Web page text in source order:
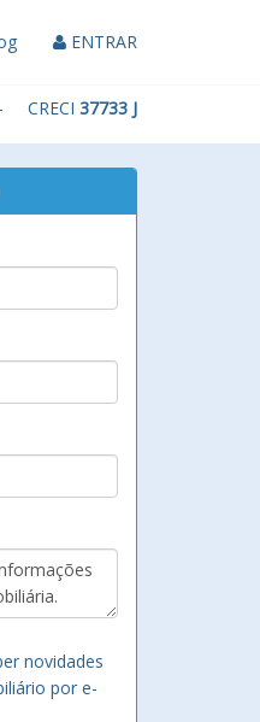
ENTRAR
37733 J
novidades
por e-